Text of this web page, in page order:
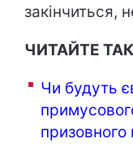
закінчиться,
ЧИТАЙТЕ
Чи будуть
призовного